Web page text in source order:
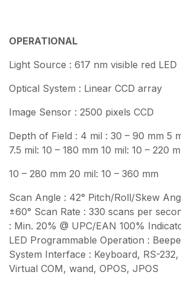
OPERATIONAL
Light Source : 617 nm visible red LED
Optical System : Linear CCD array
Image Sensor : 2500 pixels CCD
Depth of Field : 4 mil : 30 – 90 mm 5
7.5 mil: 10 – 180 mm 10 mil: 10 – 220
10 – 280 mm 20 mil: 10 – 360 mm
Scan Angle : 42° Pitch/Roll/Skew
±60° Scan Rate : 330 scans per
: Min. 20% @ UPC/EAN 100%
LED Programmable Operation :
System Interface : Keyboard, RS-
Virtual COM, wand, OPOS, JPOS